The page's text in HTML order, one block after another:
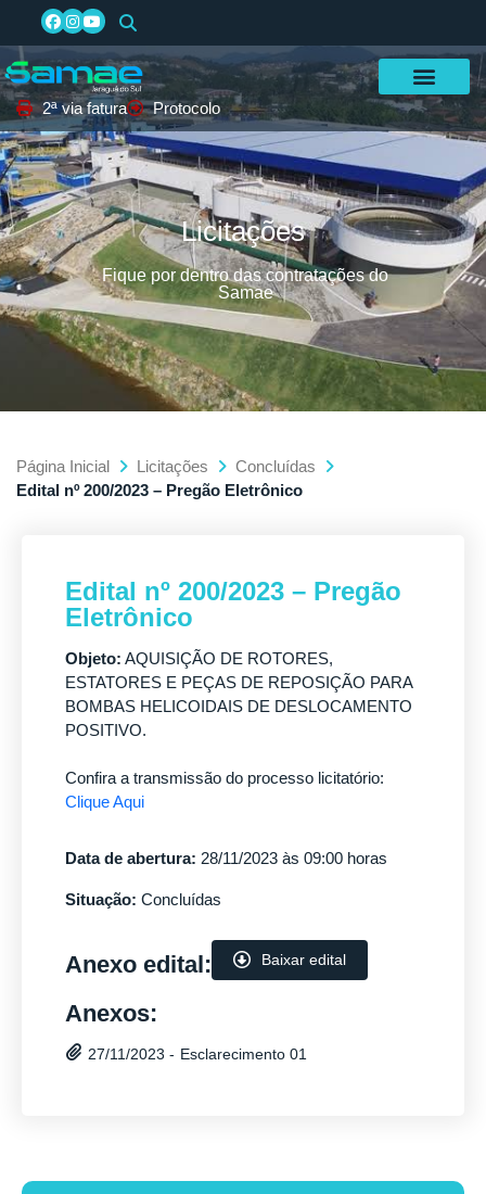
2ª via fatura Protocolo
Licitações
Fique por dentro das contratações do
Samae
Página Inicial Licitações
Concluídas
Edital nº 200/2023 – Pregão Eletrônico
Edital nº 200/2023 – Pregão
Eletrônico
Objeto: AQUISIÇÃO DE ROTORES,
ESTATORES E PEÇAS DE REPOSIÇÃO PARA
BOMBAS HELICOIDAIS DE DESLOCAMENTO
POSITIVO.
Confira a transmissão do processo licitatório:
Clique Aqui
Data de abertura: 28/11/2023 às 09:00 horas
Situação: Concluídas
Anexo edital: Baixar edital
Anexos:
27/11/2023 - Esclarecimento 01